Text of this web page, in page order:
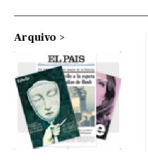
Arquivo